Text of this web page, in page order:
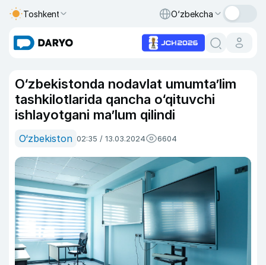
Toshkent O‘zbekcha
O‘zbekistonda nodavlat umumtaʼlim
tashkilotlarida qancha o‘qituvchi
ishlayotgani maʼlum qilindi
O‘zbekiston 02:35 / 13.03.2024 6604